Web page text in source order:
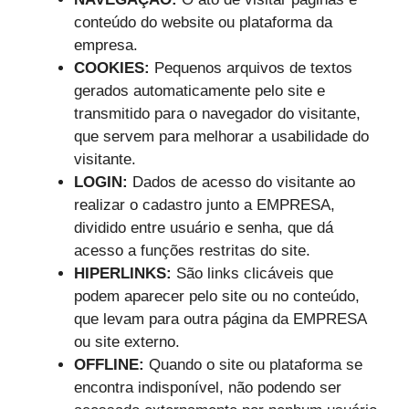
conteúdo do website ou plataforma da
empresa.
COOKIES: Pequenos arquivos de textos
gerados automaticamente pelo site e
transmitido para o navegador do visitante,
que servem para melhorar a usabilidade do
visitante.
LOGIN: Dados de acesso do visitante ao
realizar o cadastro junto a EMPRESA,
dividido entre usuário e senha, que dá
acesso a funções restritas do site.
HIPERLINKS: São links clicáveis que
podem aparecer pelo site ou no conteúdo,
que levam para outra página da EMPRESA
ou site externo.
OFFLINE: Quando o site ou plataforma se
encontra indisponível, não podendo ser